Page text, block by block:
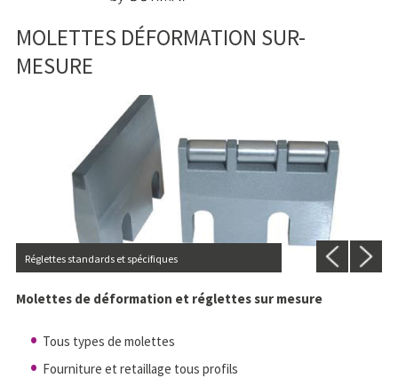
MOLETTES DÉFORMATION SUR-
MESURE
Réglettes standards et spécifiques
Molettes de déformation et réglettes sur mesure
Tous types de molettes
Fourniture et retaillage tous profils